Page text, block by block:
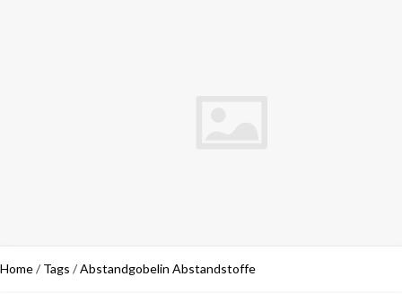
Home/ Tags /Abstandgobelin Abstandstoffe